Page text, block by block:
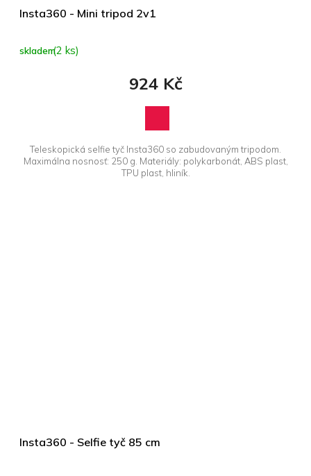
Insta360 - Mini tripod 2v1
skladem(2 ks)
924 Kč
Teleskopická selfie tyč Insta360 so zabudovaným tripodom.
Maximálna nosnosť: 250 g. Materiály: polykarbonát, ABS plast,
TPU plast, hliník.
Insta360 - Selfie tyč 85 cm